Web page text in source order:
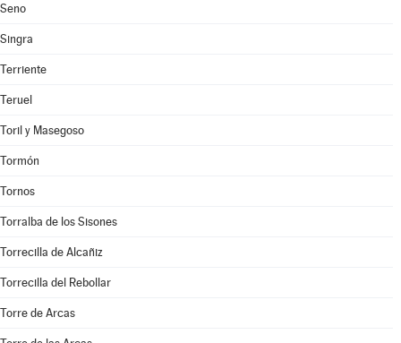
Seno
Singra
Terriente
Teruel
Toril y Masegoso
Tormón
Tornos
Torralba de los Sisones
Torrecilla de Alcañiz
Torrecilla del Rebollar
Torre de Arcas